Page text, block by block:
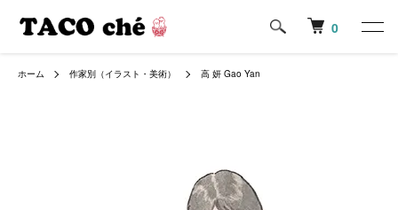
0
ホーム 作家別（イラスト・美術） 高 妍 Gao Yan